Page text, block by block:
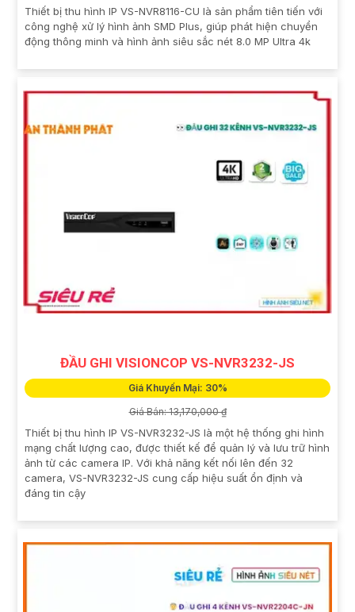
Thiết bị thu hình IP VS-NVR8116-CU là sản phẩm tiên tiến với
công nghệ xử lý hình ảnh SMD Plus, giúp phát hiện chuyển
động thông minh và hình ảnh siêu sắc nét 8.0 MP Ultra 4k
ĐẦU GHI VISIONCOP VS-NVR3232-JS
Giá Khuyến Mại: 30%
Giá Bán: 13,170,000 ₫
Thiết bị thu hình IP VS-NVR3232-JS là một hệ thống ghi hình
mạng chất lượng cao, được thiết kế để quản lý và lưu trữ hình
ảnh từ các camera IP. Với khả năng kết nối lên đến 32
camera, VS-NVR3232-JS cung cấp hiệu suất ổn định và
đáng tin cậy